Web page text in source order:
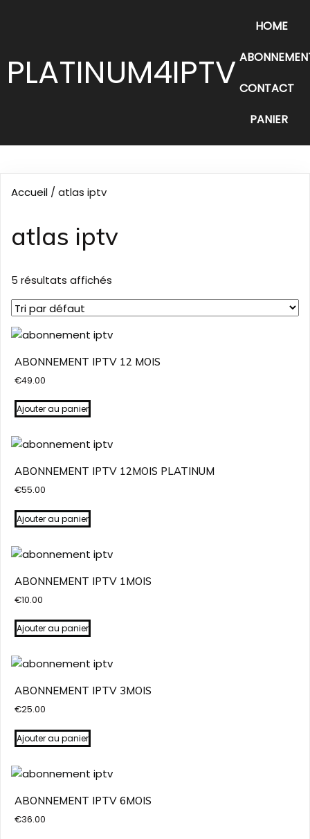
PLATINUM4IPTV
HOME
CONTACT
PANIER
Accueil / atlas iptv
atlas iptv
5 résultats affichés
ABONNEMENT IPTV 12 MOIS
€49.00
Ajouter au panier
ABONNEMENT IPTV 12MOIS PLATINUM
€55.00
Ajouter au panier
ABONNEMENT IPTV 1MOIS
€10.00
Ajouter au panier
ABONNEMENT IPTV 3MOIS
€25.00
Ajouter au panier
ABONNEMENT IPTV 6MOIS
€36.00